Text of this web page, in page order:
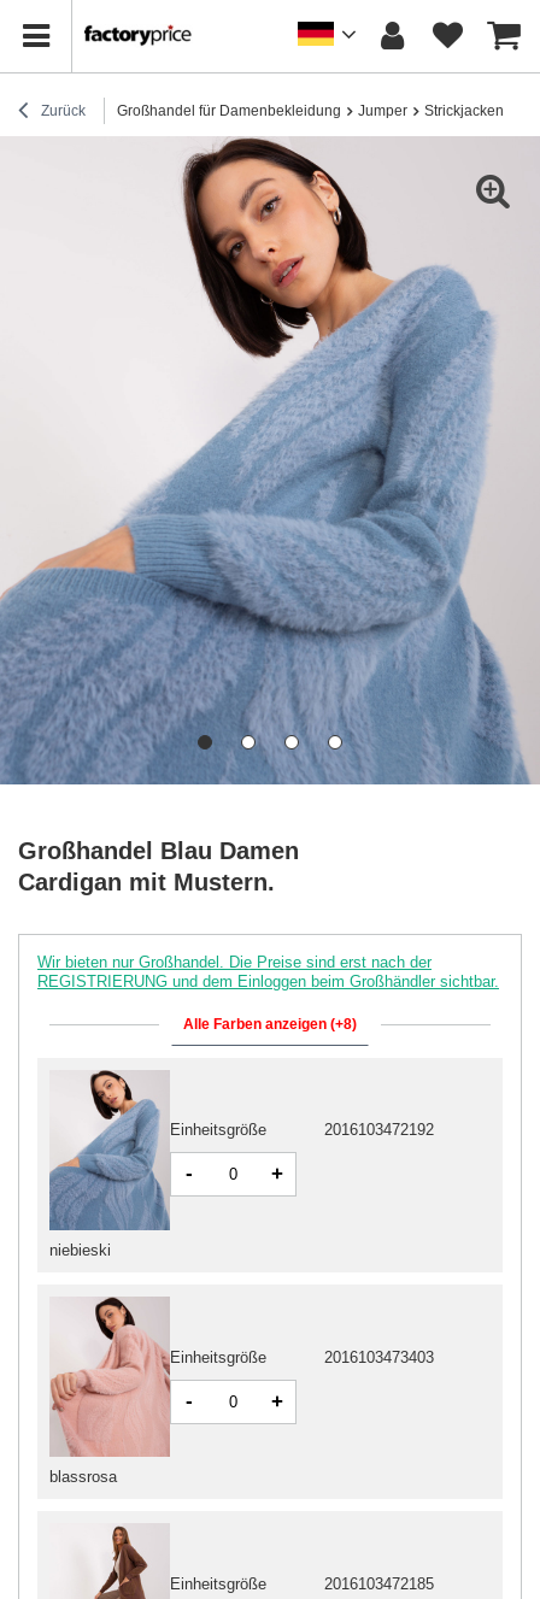
Zurück Großhandel für Damenbekleidung Jumper Strickjacken
Großhandel Blau Damen
Cardigan mit Mustern.
Wir bieten nur Großhandel. Die Preise sind erst nach der
REGISTRIERUNG und dem Einloggen beim Großhändler sichtbar.
Alle Farben anzeigen (+8)
blassrosa
Einheitsgröße 2016103473403
- +
Einheitsgröße 2016103472185
niebieski
Einheitsgröße 2016103472192
- +